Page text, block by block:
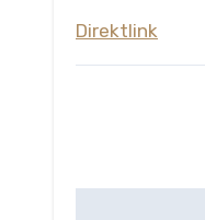
Direktlink